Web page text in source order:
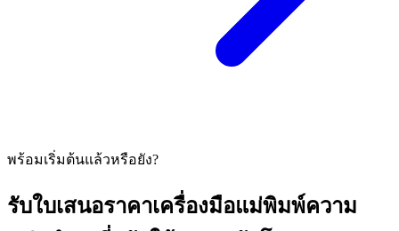
พร้อมเริ่มต้นแล้วหรือยัง?
รับใบเสนอราคาเครื่องมือแม่พิมพ์ความ